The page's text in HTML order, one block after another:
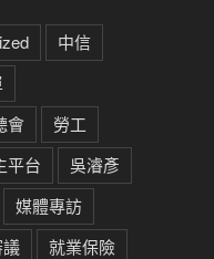
中信
會
勞工
平台
吳濬彥
媒體專訪
就業保險